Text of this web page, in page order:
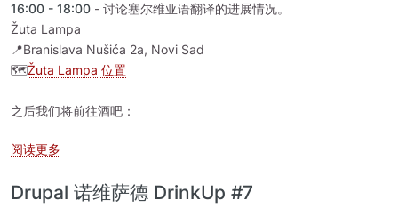
16:00 - 18:00 - 讨论塞尔维亚语翻译的进展情况。
Žuta Lampa
📍Branislava Nušića 2a, Novi Sad
🗺️Žuta Lampa 位置
之后我们将前往酒吧：
阅读更多
Drupal 诺维萨德 DrinkUp #7